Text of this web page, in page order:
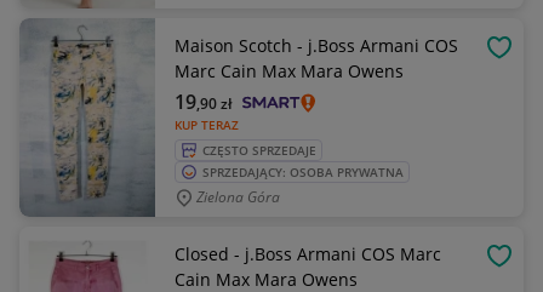
Maison Scotch - j.Boss Armani COS
Marc Cain Max Mara Owens
KUP TERAZ
19,90zł
CZĘSTO SPRZEDAJE
SPRZEDAJĄCY: OSOBA PRYWATNA
Zielona Góra
Closed - j.Boss Armani COS Marc
Cain Max Mara Owens